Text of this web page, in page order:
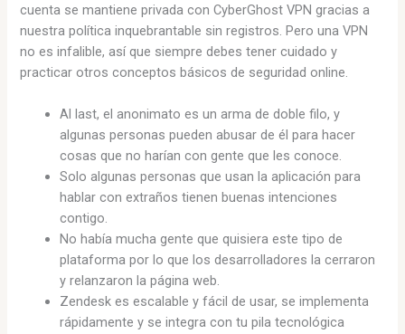
cuenta se mantiene privada con CyberGhost VPN gracias a
nuestra política inquebrantable sin registros. Pero una VPN
no es infalible, así que siempre debes tener cuidado y
practicar otros conceptos básicos de seguridad online.
Al last, el anonimato es un arma de doble filo, y
algunas personas pueden abusar de él para hacer
cosas que no harían con gente que les conoce.
Solo algunas personas que usan la aplicación para
hablar con extraños tienen buenas intenciones
contigo.
No había mucha gente que quisiera este tipo de
plataforma por lo que los desarrolladores la cerraron
y relanzaron la página web.
Zendesk es escalable y fácil de usar, se implementa
rápidamente y se integra con tu pila tecnológica